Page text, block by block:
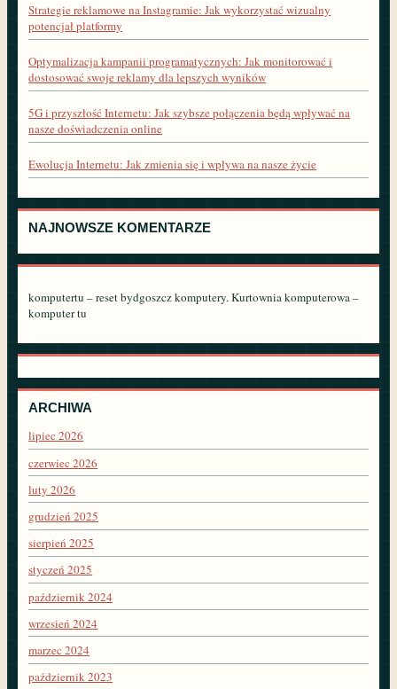
Strategie reklamowe na Instagramie: Jak wykorzystać wizualny
potencjał platformy
Optymalizacja kampanii programatycznych: Jak monitorować i
dostosować swoje reklamy dla lepszych wyników
5G i przyszłość Internetu: Jak szybsze połączenia będą wpływać na
nasze doświadczenia online
Ewolucja Internetu: Jak zmienia się i wpływa na nasze życie
NAJNOWSZE KOMENTARZE
komputertu – reset bydgoszcz komputery. Kurtownia komputerowa –
komputer tu
ARCHIWA
lipiec 2026
czerwiec 2026
luty 2026
grudzień 2025
sierpień 2025
styczeń 2025
październik 2024
wrzesień 2024
marzec 2024
październik 2023